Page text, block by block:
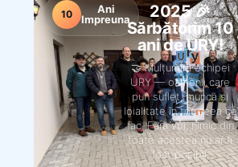
10
Ani
Impreuna
2025 🎉
Sărbătorim 10
ani de URY!
🤝 Mulțumim echipei
URY — oamenii care
pun suflet, muncă și
loialitate în tot ceea ce
fac. Fără voi, nimic din
toate acestea nu ar fi
fost posibil.